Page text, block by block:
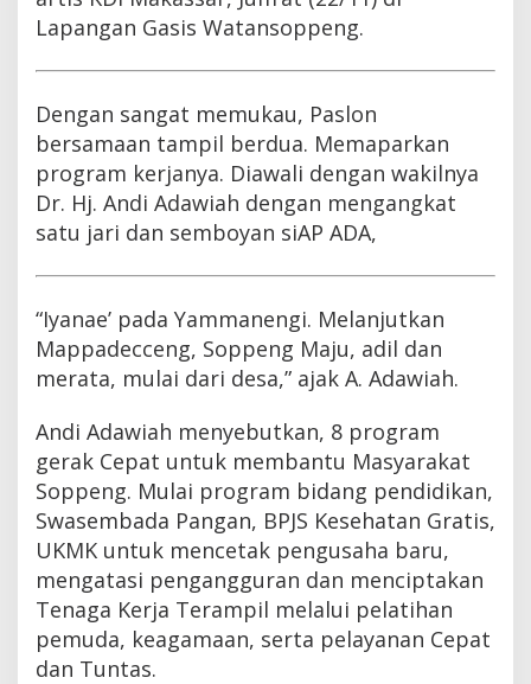
Lapangan Gasis Watansoppeng.
Dengan sangat memukau, Paslon
bersamaan tampil berdua. Memaparkan
program kerjanya. Diawali dengan wakilnya
Dr. Hj. Andi Adawiah dengan mengangkat
satu jari dan semboyan siAP ADA,
“Iyanae’ pada Yammanengi. Melanjutkan
Mappadecceng, Soppeng Maju, adil dan
merata, mulai dari desa,” ajak A. Adawiah.
Andi Adawiah menyebutkan, 8 program
gerak Cepat untuk membantu Masyarakat
Soppeng. Mulai program bidang pendidikan,
Swasembada Pangan, BPJS Kesehatan Gratis,
UKMK untuk mencetak pengusaha baru,
mengatasi pengangguran dan menciptakan
Tenaga Kerja Terampil melalui pelatihan
pemuda, keagamaan, serta pelayanan Cepat
dan Tuntas.